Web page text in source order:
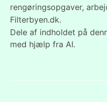
rengøringsopgaver,
Filterbyen.dk.
Dele af indholdet på
med hjælp fra AI.